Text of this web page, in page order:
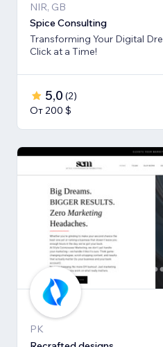
NIR, GB
Spice Consulting
Transforming Your Digital
Click at a Time!
5,0 (2)
От 200 $
PK